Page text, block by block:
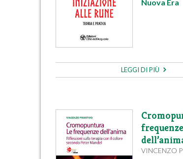
Nuova Era
LEGGI DI PIÙ
frequenze
VINCENZO